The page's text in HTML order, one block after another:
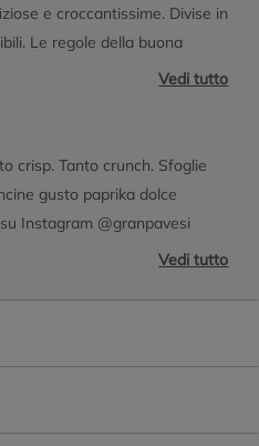
e croccantissime. Divise in
Le regole della buona
una?" è una, non cinque.
personale. E tu che regole
kJ/137 kcal per porzione 30g
un po' di crunch sempre con
e seguire uno stile di vita
Vedi tutto
crisp. Tanto crunch. Sfoglie
gusto paprika dolce
Instagram @granpavesi
Vedi tutto